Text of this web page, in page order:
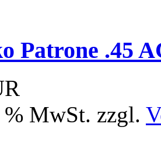
Patrone .45
MwSt. zzgl.